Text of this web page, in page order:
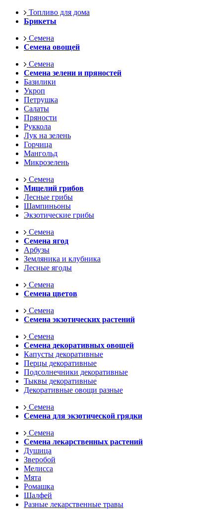
Топливо для дома
Брикеты
Семена
Семена овощей
Семена
Семена зелени и пряностей
Базилики
Укроп
Петрушка
Салаты
Пряности
Руккола
Лук на зелень
Горчица
Мангольд
Микрозелень
Семена
Мицелий грибов
Лесные грибы
Шампиньоны
Экзотические грибы
Семена
Семена ягод
Арбузы
Земляника и клубника
Лесные ягоды
Семена
Семена цветов
Семена
Семена экзотических растений
Семена
Семена декоративных овощей
Капусты декоративные
Перцы декоративные
Подсолнечники декоративные
Тыквы декоративные
Декоративные овощи разные
Семена
Семена для экзотической грядки
Семена
Семена лекарственных растений
Душица
Зверобой
Мелисса
Мята
Ромашка
Шалфей
Разные лекарственные травы